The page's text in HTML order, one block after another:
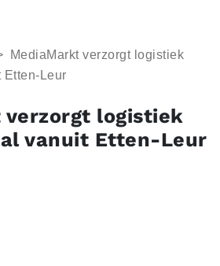
MediaMarkt verzorgt logistiek
Etten-Leur
verzorgt logistiek
vanuit Etten-Leur